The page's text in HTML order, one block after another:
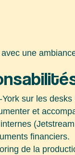
une
sur les
et
financiers.
de la